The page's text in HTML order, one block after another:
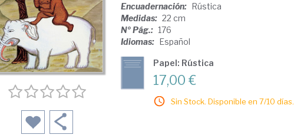
Encuadernación: Rústica
Medidas: 22 cm
Nº Pág.: 176
Idiomas: Español
Papel: Rústica
17,00 €
Sin Stock. Disponible en 7/10 días.